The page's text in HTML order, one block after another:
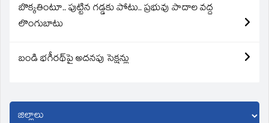
బొక్కతింటూ.. పుట్టిన గడ్డకు పోటు.. ప్రభువు పాదాల వద్ద
లొంగుబాటు
బండి భగీరథ్‌పై అదనపు సెక్షన్లు